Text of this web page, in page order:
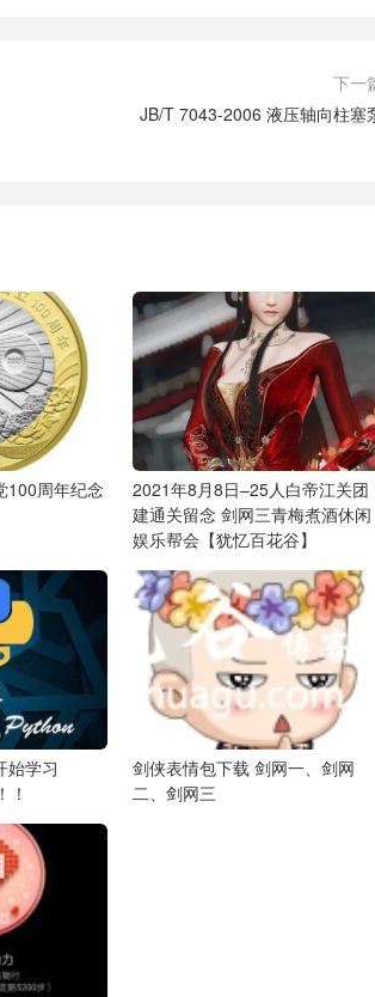
下一
JB/T 7043-2006 液压轴向柱塞
100周年纪念
2021年8月8日–25人白帝江关团
建通关留念剑网三青梅煮酒休闲
娱乐帮会【犹忆百花谷】
始学习
！
剑侠表情包下载剑网一、剑网
二、剑网三